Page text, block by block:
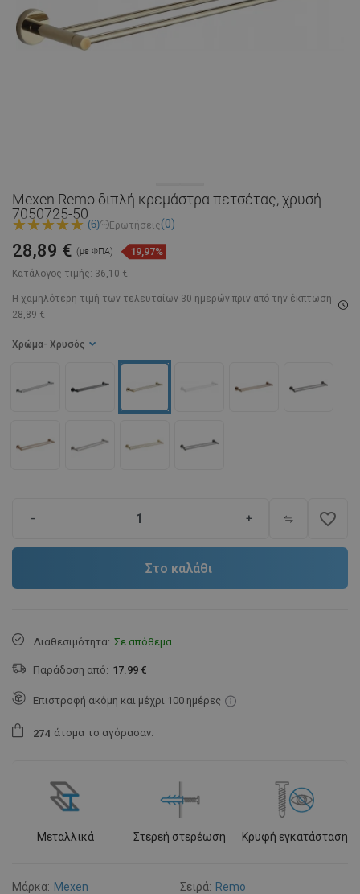
Mexen Remo διπλή κρεμάστρα πετσέτας, χρυσή -
7050725-50
(6) Ερωτήσεις(0)
Κατάλογος τιμής: 36,10 €
28,89 € (με ΦΠΑ) 19,97%
Η χαμηλότερη τιμή των τελευταίων 30 ημερών πριν από την έκπτωση:
28,89 €
Χρώμα - Χρυσός
- + favorite_border
Στο καλάθι
Διαθεσιμότητα: Σε απόθεμα
Παράδοση από: 17.99 €
Επιστροφή ακόμη και μέχρι 100 ημέρες
274 άτομα το αγόρασαν.
Μεταλλικά Στερεή στερέωση Κρυφή εγκατάσταση
Μάρκα: Mexen Σειρά: Remo